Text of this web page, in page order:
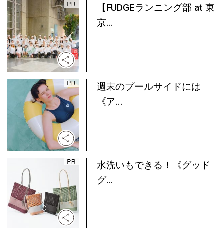
【FUDGEランニング部 at 東
京...
週末のプールサイドには
《ア...
水洗いもできる！《グッド
グ...